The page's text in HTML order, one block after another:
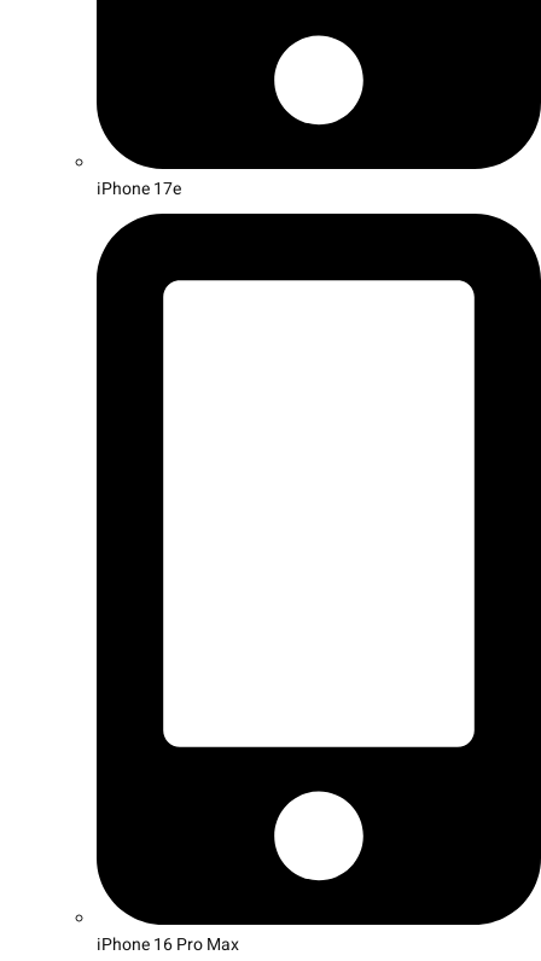
iPhone 17e
iPhone 16 Pro Max